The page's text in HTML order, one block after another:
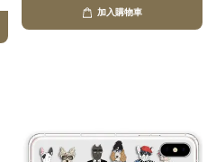
加入購物車